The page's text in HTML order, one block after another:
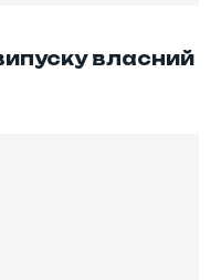
власний